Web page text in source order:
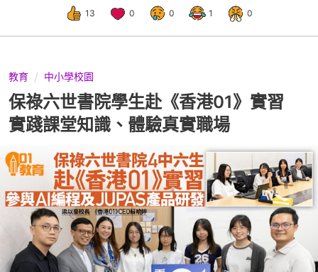
13 0 0 1 0
教育 中小學校園
保祿六世書院學生赴《香港01》實習
實踐課堂知識、體驗真實職場